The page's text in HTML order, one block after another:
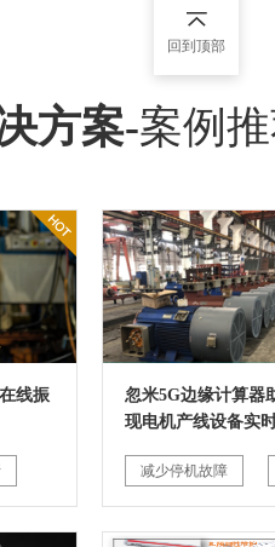
方案-案例
线振
忽米5G边缘计算器
现电机产线设备实
减少停机故障
回到顶部